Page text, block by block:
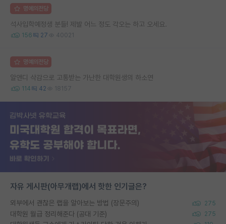
명예의전당
석사입학예정생 분들! 제발 어느 정도 각오는 하고 오세요.
156 27 40021
명예의전당
알앤디 삭감으로 고통받는 가난한 대학원생의 하소연
114 42 18157
자유 게시판(아무개랩)에서 핫한 인기글은?
외부에서 괜찮은 랩을 알아보는 방법 (장문주의) 275
대학원 월급 정리해준다 (공대 기준) 275